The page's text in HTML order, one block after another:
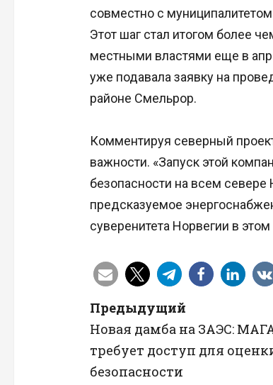
совместно с
Этот шаг стал итогом более
местными властями еще в
уже подавала заявку на
районе Смельрор.
Комментируя северный
важности. «Запуск этой
безопасности на всем севере
предсказуемое
суверенитета Норвегии в этом
Н
а
в
Предыдущий
Новая дамба на ЗАЭС:
требует доступ для
безопасности